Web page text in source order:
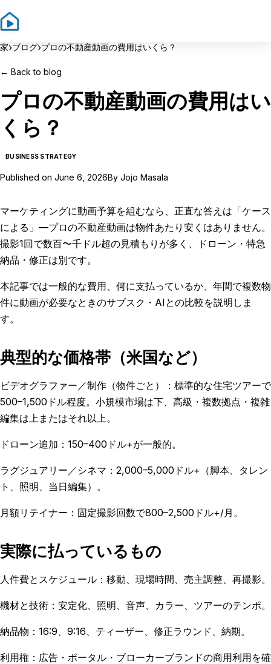
家›ブログ›プロの不動産動画の費用はいくら？
← Back to blog
プロの不動産動画の費用はい
くら？
BUSINESS STRATEGY
Published on June 6, 2026By Jojo Masala
マーケティングに動画予算を組むなら、正直な答えは「ケース
による」—プロの不動産動画は物件あたり安くはありません。
撮影1回で数百〜千ドル超の見積もりが多く、ドローン・特急
納品・修正は別です。
本記事では一般的な費用、何に支払っているか、年間で複数物
件に動画が必要なときのサブスク・AIとの比較を説明しま
す。
典型的な価格帯（米国など）
ビデオグラファー／制作（物件ごと）：標準的な住宅ツアーで
500–1,500ドル程度。小規模市場は下、高級・複数拠点・複雑
編集は上またはそれ以上。
ドローン追加：150–400ドル+が一般的。
ラグジュアリー／シネマ：2,000–5,000ドル+（脚本、タレン
ト、照明、当日編集）。
月額リテイナー：固定撮影回数で800–2,500ドル+/月。
実際に払っているもの
人件費とスケジュール：移動、現場時間、売主調整、再撮影。
機材と技術：安定化、照明、音声、カラー、ツアーのテンポ。
納品物：16:9、9:16、ティーザー、修正ラウンド、納期。
利用権：広告・ポータル・ブローカーブランドの商用利用を確